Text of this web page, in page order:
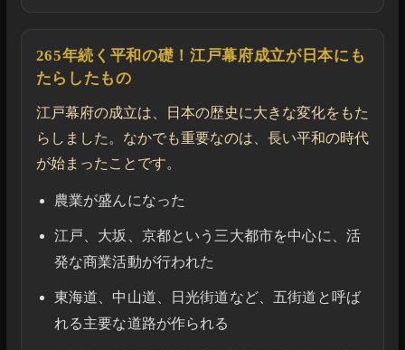
265年続く平和の礎！江戸幕府成立が日本にも
たらしたもの
江戸幕府の成立は、日本の歴史に大きな変化をもた
らしました。なかでも重要なのは、長い平和の時代
が始まったことです。
農業が盛んになった
江戸、大坂、京都という三大都市を中心に、活
発な商業活動が行われた
東海道、中山道、日光街道など、五街道と呼ば
れる主要な道路が作られる